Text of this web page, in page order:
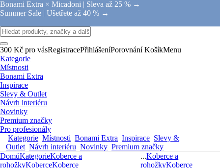
Bonami Extra × Micadoni | Sleva až 25 % →
Summer Sale | Ušetřete až 40 % →
300 Kč pro vásRegistracePřihlášeníPorovnání KošíkMenu
Kategorie
Místnosti
Bonami Extra
Inspirace
Slevy & Outlet
Návrh interiéru
Novinky
Premium značky
Pro profesionály
Kategorie Místnosti Bonami Extra Inspirace Slevy &
Outlet Návrh interiéru Novinky Premium značky
DomůKategorieKoberce a
rohožkyKoberceKoberce
...Koberce a
rohožkyKoberce